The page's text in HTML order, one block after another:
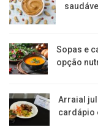
Sopas e
opção
Arraial
cardápio